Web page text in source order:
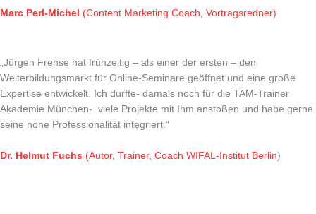
Marc Perl-Michel (Content Marketing Coach, Vortragsredner)
„Jürgen Frehse hat frühzeitig – als einer der ersten – den
Weiterbildungsmarkt für Online-Seminare geöffnet und eine große
Expertise entwickelt. Ich durfte- damals noch für die TAM-Trainer
Akademie München- viele Projekte mit Ihm anstoßen und habe gerne
seine hohe Professionalität integriert.“
Dr. Helmut Fuchs (Autor, Trainer, Coach WIFAL-Institut Berlin)